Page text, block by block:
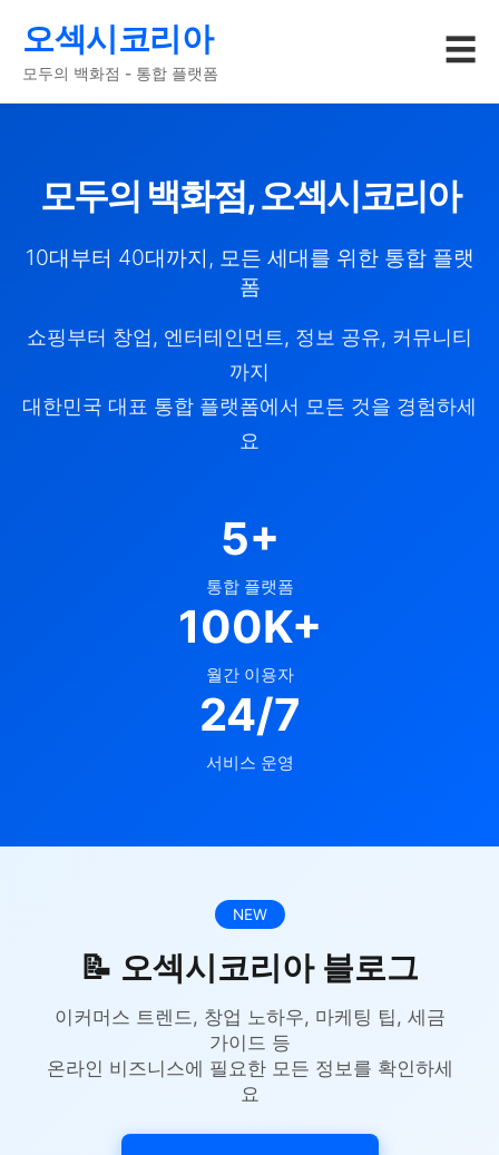
오섹시코리아
모두의 백화점 - 통합 플랫폼
☰
모두의 백화점, 오섹시코리아
10대부터 40대까지, 모든 세대를 위한 통합 플랫
폼
쇼핑부터 창업, 엔터테인먼트, 정보 공유, 커뮤니티
까지
대한민국 대표 통합 플랫폼에서 모든 것을 경험하세
요
5+
통합 플랫폼
100K+
월간 이용자
24/7
서비스 운영
NEW
📝 오섹시코리아 블로그
이커머스 트렌드, 창업 노하우, 마케팅 팁, 세금
가이드 등
온라인 비즈니스에 필요한 모든 정보를 확인하세
요